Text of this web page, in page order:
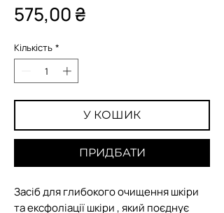
575,00 ₴
Кількість *
У КОШИК
ПРИДБАТИ
Засіб для глибокого очищення шкіри
та ексфоліації шкіри , який поєднує